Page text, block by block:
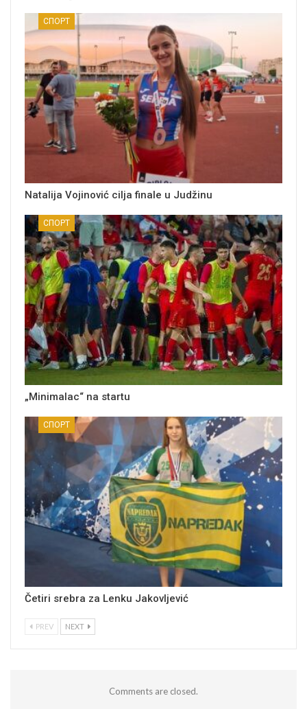
СПОРТ
Natalija Vojinović cilja finale u Judžinu
СПОРТ
„Minimalac“ na startu
СПОРТ
Četiri srebra za Lenku Jakovljević
PREV NEXT
Comments are closed.